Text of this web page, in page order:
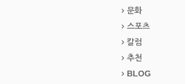
문화
스포츠
칼럼
추천
BLOG